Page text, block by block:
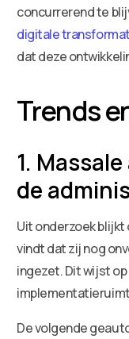
concurrerend te
digitale
dat deze
Trends
1.
de
Uit onderzoek
vindt dat zij nog
ingezet. Dit wijst
De volgende